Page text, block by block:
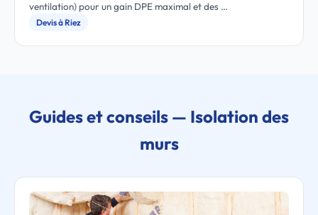
ventilation) pour un gain DPE maximal et des …
Devis à Riez
Guides et conseils — Isolation des
murs